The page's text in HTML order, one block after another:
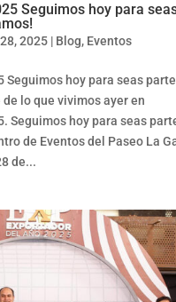
Seguimos hoy para
2025| Blog, Eventos
Seguimos hoy para seas
lo que vivimos ayer en
Seguimos hoy para seas
de Eventos del Paseo La
de...